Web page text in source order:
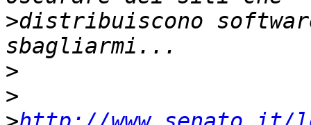
>distribuiscono
>
>